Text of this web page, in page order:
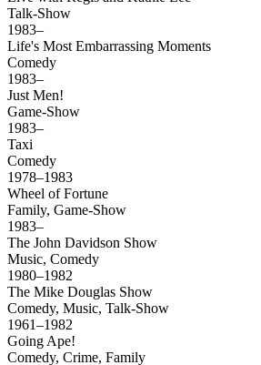
Talk-Show
1983–
Life's Most Embarrassing Moments
Comedy
1983–
Just Men!
Game-Show
1983–
Taxi
Comedy
1978–1983
Wheel of Fortune
Family, Game-Show
1983–
The John Davidson Show
Music, Comedy
1980–1982
The Mike Douglas Show
Comedy, Music, Talk-Show
1961–1982
Going Ape!
Comedy, Crime, Family